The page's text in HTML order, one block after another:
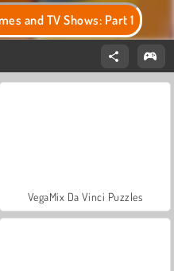
and TV Shows: Part 1
VegaMix Da Vinci Puzzles